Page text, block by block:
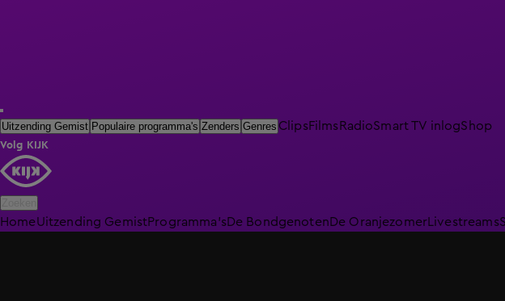
Uitzending Gemist Populaire programma's Zenders Genres ClipsFilmsRadioSmart TV inlogShop
Volg KIJK
HomeUitzending GemistProgramma'sDe BondgenotenDe Oranjezomer Livestreams